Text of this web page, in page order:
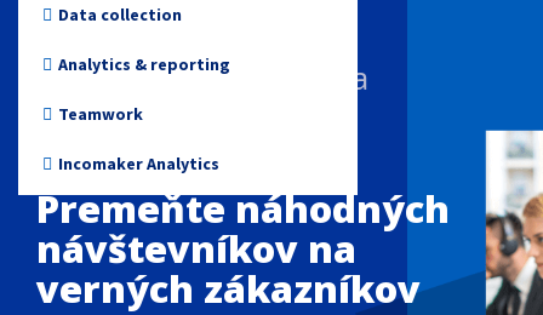
Online media
Travel
Non-profit
Data collection
Analytics & reporting
Teamwork
Incomaker Analytics
Start for free
Vzťahy so zákazníkmi a
automatizácia predaja
Premeňte náhodných
návštevníkov na
verných zákazníkov